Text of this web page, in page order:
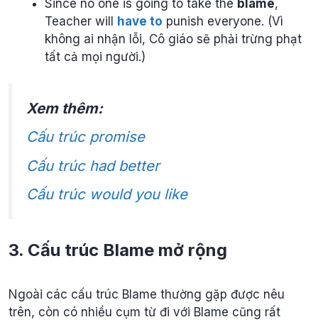
Since no one is going to take the blame,
Teacher will have to punish everyone. (Vì
không ai nhận lỗi, Cô giáo sẽ phải trừng phạt
tất cả mọi người.)
Xem thêm:
Cấu trúc promise
Cấu trúc had better
Cấu trúc would you like
3. Cấu trúc Blame mở rộng
Ngoài các cấu trúc Blame thường gặp được nêu
trên, còn có nhiều cụm từ đi với Blame cũng rất